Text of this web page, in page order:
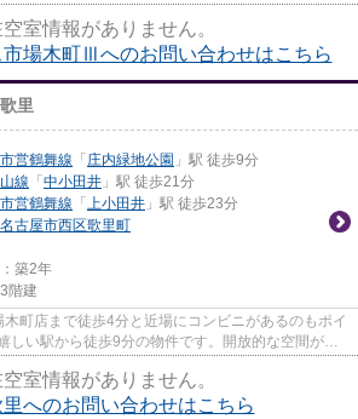
室情報がありません。
場木町Ⅲへのお問い合わせはこちら
里
営鶴舞線 「 庄内緑地公園 」駅 徒歩9分
線 「 中小田井 」駅 徒歩21分
営鶴舞線 「 上小田井 」駅 徒歩23分
名古屋市西区歌里町
築2年
階建
木町店まで徒歩4分と近場にコンビニがあるのもポイ
しい駅から徒歩9分の物件です。開放的な空間が広
室情報がありません。
里へのお問い合わせはこちら